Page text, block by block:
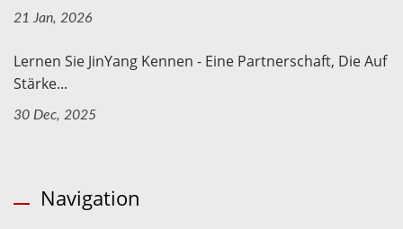
21 Jan, 2026
Lernen Sie JinYang Kennen - Eine Partnerschaft, Die Auf
Stärke...
30 Dec, 2025
Navigation